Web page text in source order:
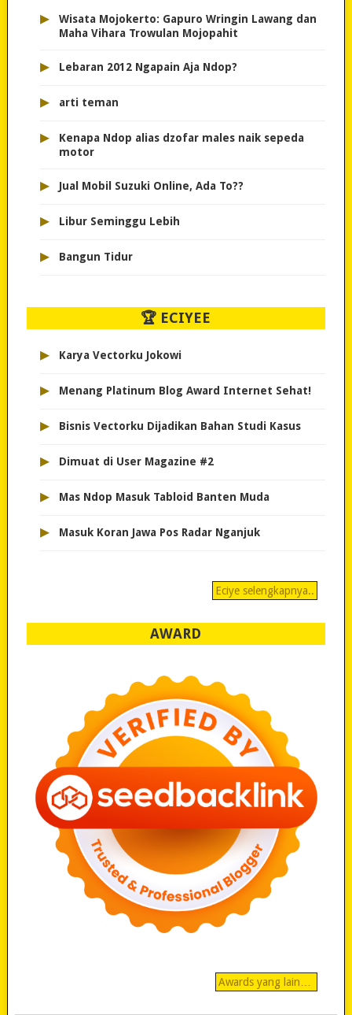
▸
Wisata Mojokerto: Gapuro Wringin Lawang dan
Maha Vihara Trowulan Mojopahit
▸ Lebaran 2012 Ngapain Aja Ndop?
▸ arti teman
▸
Kenapa Ndop alias dzofar males naik sepeda
motor
▸ Jual Mobil Suzuki Online, Ada To??
▸ Libur Seminggu Lebih
▸ Bangun Tidur
🏆 ECIYEE
▸ Karya Vectorku Jokowi
▸ Menang Platinum Blog Award Internet Sehat!
▸ Bisnis Vectorku Dijadikan Bahan Studi Kasus
▸ Dimuat di User Magazine #2
▸ Mas Ndop Masuk Tabloid Banten Muda
▸ Masuk Koran Jawa Pos Radar Nganjuk
Eciye selengkapnya..
AWARD
Awards yang lain…